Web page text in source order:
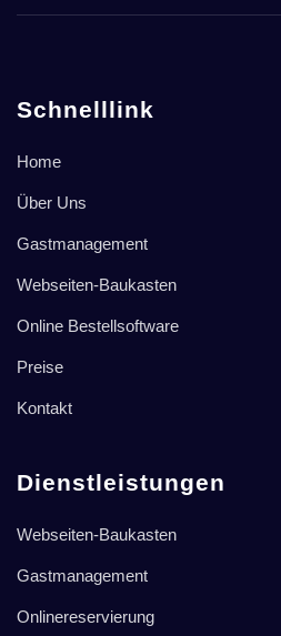
Schnelllink
Home
Über Uns
Gastmanagement
Webseiten-Baukasten
Online Bestellsoftware
Preise
Kontakt
Dienstleistungen
Webseiten-Baukasten
Gastmanagement
Onlinereservierung